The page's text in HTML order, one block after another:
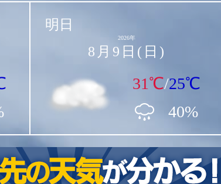
明日
2026年
8月9日(日)
31℃/25℃
40%